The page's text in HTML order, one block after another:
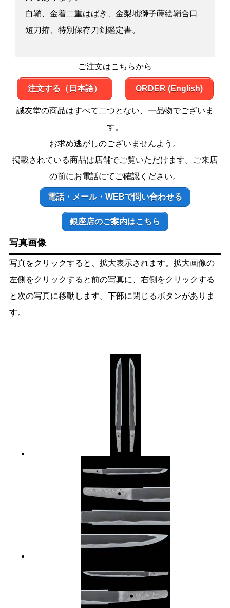
白鞘、金着二重はばき、金梨地獅子蒔絵鞘合口
短刀拵、特別保存刀剣鑑定書。
ご注文はこちらから
注文する（日本語） ORDER (English)
誠友堂の商品はすべて二つとない、一品物でございま
す。
お求め逃がしのございませんよう。
掲載されている商品は店舗でご覧いただけます。ご来店
の前にお電話にてご確認ください。
電話・メール・WEBで問い合わせる
銀座店のご案内はこちら
写真画像
写真をクリックすると、拡大表示されます。拡大画像の
左側をクリックすると前の写真に、右側をクリックする
と次の写真に移動します。下部に閉じるボタンがありま
す。